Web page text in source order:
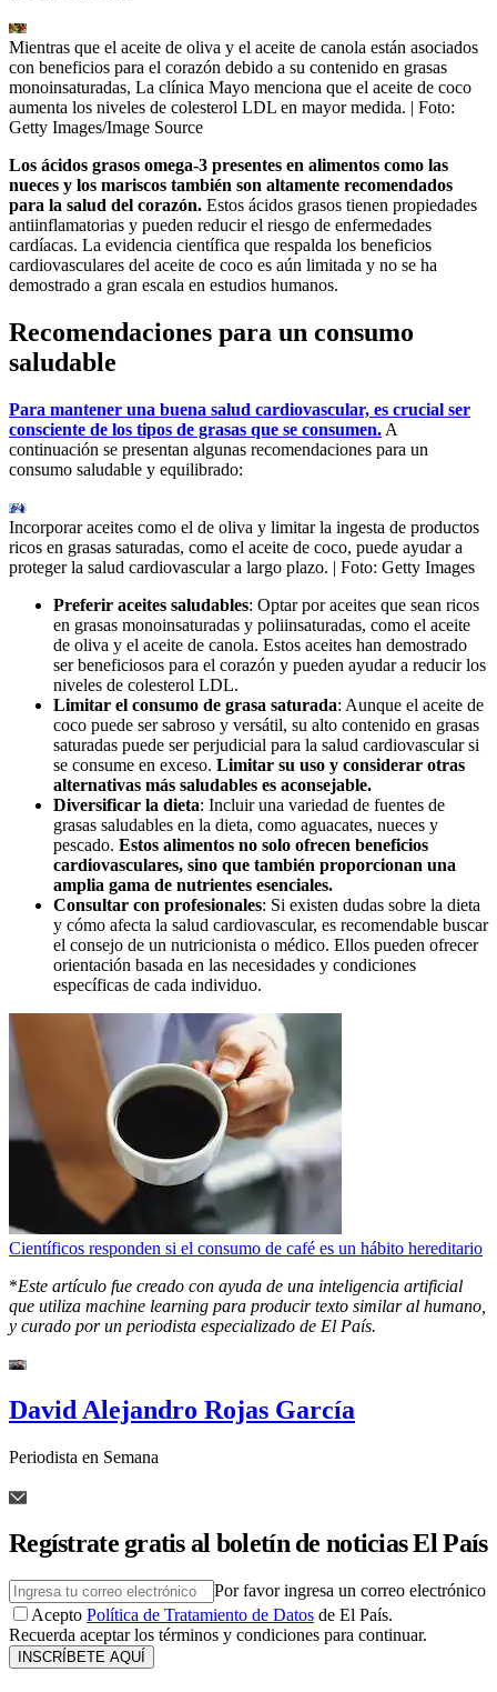
Mientras que el aceite de oliva y el aceite de canola están asociados
con beneficios para el corazón debido a su contenido en grasas
monoinsaturadas, La clínica Mayo menciona que el aceite de coco
aumenta los niveles de colesterol LDL en mayor medida. | Foto:
Getty Images/Image Source
Los ácidos grasos omega-3 presentes en alimentos como las
nueces y los mariscos también son altamente recomendados
para la salud del corazón. Estos ácidos grasos tienen propiedades
antiinflamatorias y pueden reducir el riesgo de enfermedades
cardíacas. La evidencia científica que respalda los beneficios
cardiovasculares del aceite de coco es aún limitada y no se ha
demostrado a gran escala en estudios humanos.
Recomendaciones para un consumo
saludable
Para mantener una buena salud cardiovascular, es crucial ser
consciente de los tipos de grasas que se consumen. A
continuación se presentan algunas recomendaciones para un
consumo saludable y equilibrado:
Incorporar aceites como el de oliva y limitar la ingesta de productos
ricos en grasas saturadas, como el aceite de coco, puede ayudar a
proteger la salud cardiovascular a largo plazo. | Foto: Getty Images
Preferir aceites saludables: Optar por aceites que sean ricos
en grasas monoinsaturadas y poliinsaturadas, como el aceite
de oliva y el aceite de canola. Estos aceites han demostrado
ser beneficiosos para el corazón y pueden ayudar a reducir los
niveles de colesterol LDL.
Limitar el consumo de grasa saturada: Aunque el aceite de
coco puede ser sabroso y versátil, su alto contenido en grasas
saturadas puede ser perjudicial para la salud cardiovascular si
se consume en exceso. Limitar su uso y considerar otras
alternativas más saludables es aconsejable.
Diversificar la dieta: Incluir una variedad de fuentes de
grasas saludables en la dieta, como aguacates, nueces y
pescado. Estos alimentos no solo ofrecen beneficios
cardiovasculares, sino que también proporcionan una
amplia gama de nutrientes esenciales.
Consultar con profesionales: Si existen dudas sobre la dieta
y cómo afecta la salud cardiovascular, es recomendable buscar
el consejo de un nutricionista o médico. Ellos pueden ofrecer
orientación basada en las necesidades y condiciones
específicas de cada individuo.
Científicos responden si el consumo de café es un hábito hereditario
*Este artículo fue creado con ayuda de una inteligencia artificial
que utiliza machine learning para producir texto similar al humano,
y curado por un periodista especializado de El País.
David Alejandro Rojas García
Periodista en Semana
Regístrate gratis al boletín de noticias El País
Por favor ingresa un correo electrónico
Acepto Política de Tratamiento de Datos de El País.
Recuerda aceptar los términos y condiciones para continuar.
INSCRÍBETE AQUÍ